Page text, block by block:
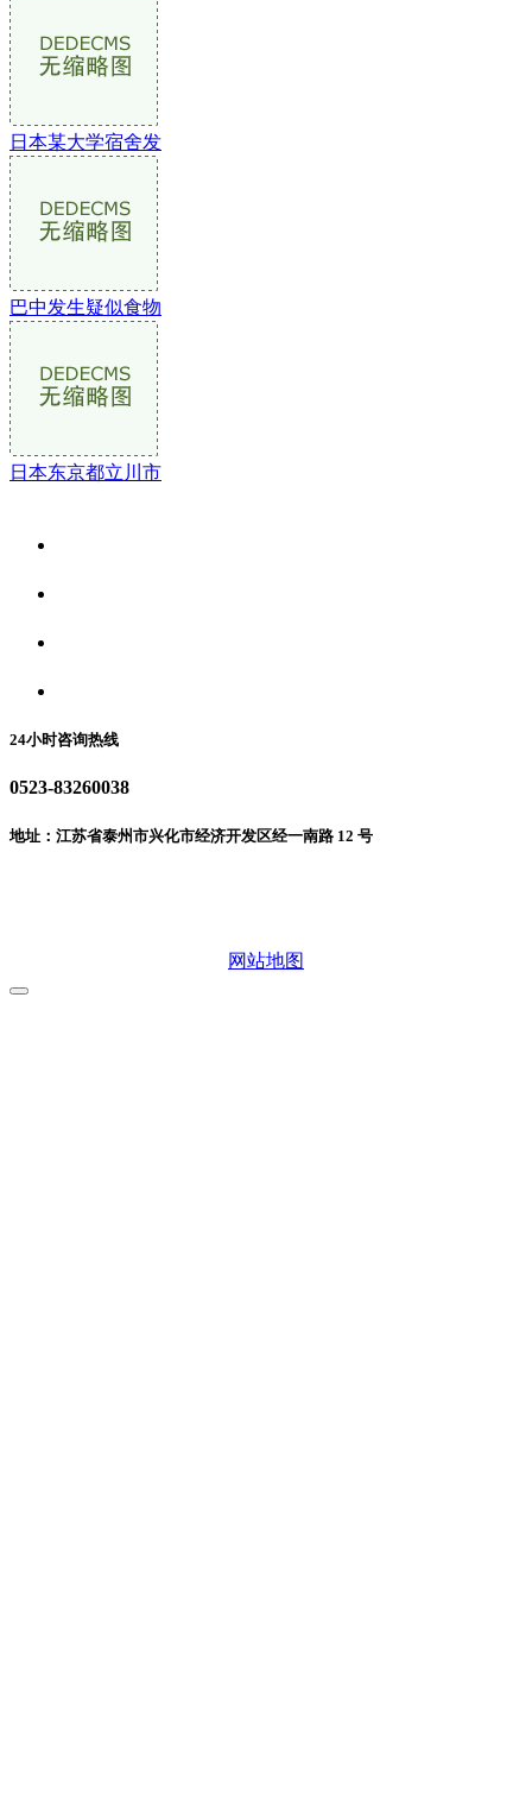
日本某大学宿舍发
巴中发生疑似食物
日本东京都立川市
24小时咨询热线
0523-83260038
地址：江苏省泰州市兴化市经济开发区经一南路 12 号
网站地图